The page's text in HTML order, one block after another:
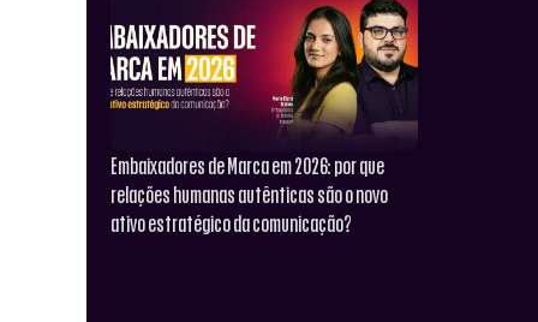
Embaixadores de Marca em 2026: por que
relações humanas autênticas são o novo
ativo estratégico da comunicação?